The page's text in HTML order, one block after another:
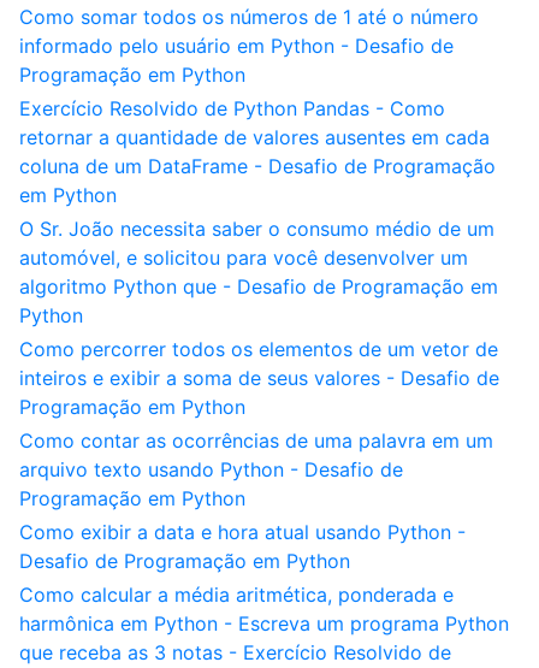
Como somar todos os números de 1 até o número
informado pelo usuário em Python - Desafio de
Programação em Python
Exercício Resolvido de Python Pandas - Como
retornar a quantidade de valores ausentes em cada
coluna de um DataFrame - Desafio de Programação
em Python
O Sr. João necessita saber o consumo médio de um
automóvel, e solicitou para você desenvolver um
algoritmo Python que - Desafio de Programação em
Python
Como percorrer todos os elementos de um vetor de
inteiros e exibir a soma de seus valores - Desafio de
Programação em Python
Como contar as ocorrências de uma palavra em um
arquivo texto usando Python - Desafio de
Programação em Python
Como exibir a data e hora atual usando Python -
Desafio de Programação em Python
Como calcular a média aritmética, ponderada e
harmônica em Python - Escreva um programa Python
que receba as 3 notas - Exercício Resolvido de